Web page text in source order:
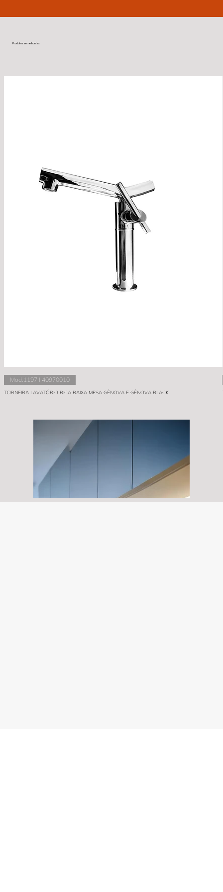
Produtos semelhantes
Mod.1197 I 40970010
TORNEIRA LAVATÓRIO BICA BAIXA MESA GÊNOVA E GÊNOVA BLACK